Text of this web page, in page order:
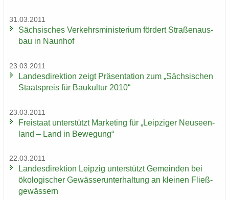
31.03.2011
Säch­si­sches Ver­kehrs­mi­nis­te­ri­um för­dert Stra­ßen­aus­
bau in Naun­hof
23.03.2011
Lan­des­di­rek­ti­on zeigt Prä­sen­ta­ti­on zum „Säch­si­schen
Staats­preis für Bau­kul­tur 2010“
23.03.2011
Frei­staat un­ter­stützt Mar­ke­ting für „Leip­zi­ger Neu­seen­
land – Land in Be­we­gung“
22.03.2011
Lan­des­di­rek­ti­on Leip­zig un­ter­stützt Ge­mein­den bei
öko­lo­gi­scher Ge­wäs­ser­un­ter­hal­tung an klei­nen Fließ­
ge­wäs­sern